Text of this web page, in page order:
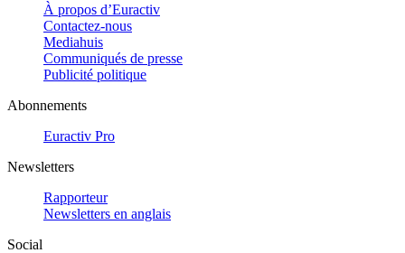
À propos d’Euractiv
Contactez-nous
Mediahuis
Communiqués de presse
Publicité politique
Abonnements
Euractiv Pro
Newsletters
Rapporteur
Newsletters en anglais
Social